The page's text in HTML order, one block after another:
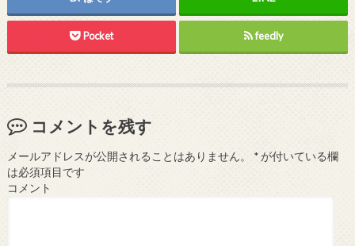
Pocket feedly
コメントを残す
メールアドレスが公開されることはありません。 *が付いている欄
は必須項目です
コメント